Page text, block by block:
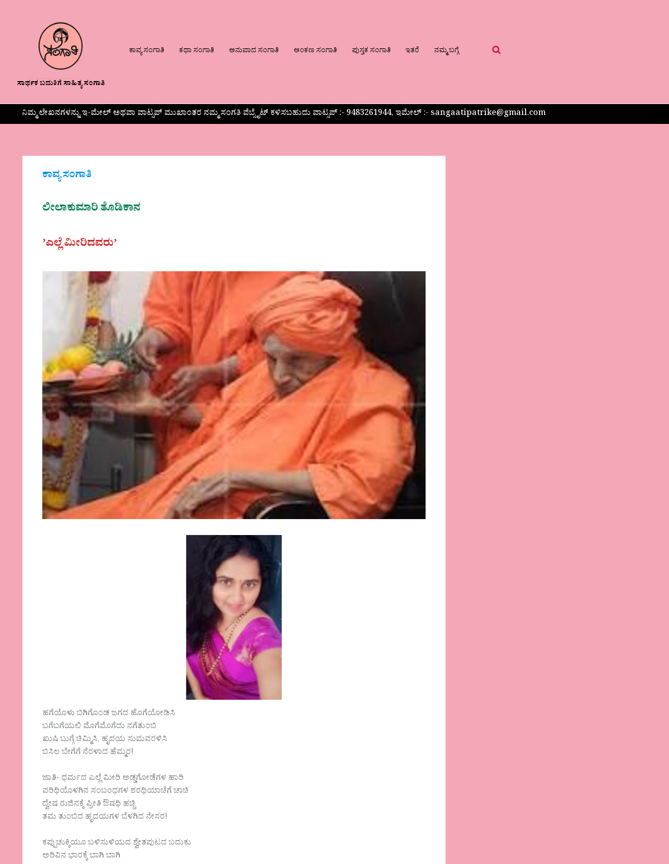
ಸಾರ್ಥಕ ಬದುಕಿಗೆ ಸಾಹಿತ್ಯ ಸಂಗಾತಿ
ಕಾವ್ಯ ಸಂಗಾತಿ ಕಥಾ ಸಂಗಾತಿ ಅನುವಾದ ಸಂಗಾತಿ ಅಂಕಣ ಸಂಗಾತಿ ಪುಸ್ತಕ ಸಂಗಾತಿ ಇತರೆ ನಮ್ಮ ಬಗ್ಗೆ
ನಿಮ್ಮ ಲೇಖನಗಳನ್ನು ಇ-ಮೇಲ್ ಅಥವಾ ವಾಟ್ಸಪ್ ಮುಖಾಂತರ ನಮ್ಮ ಸಂಗತಿ ವೆಬ್ಸೈಟ್ ಕಳಿಸಬಹುದು ವಾಟ್ಸಪ್‌ :- 9483261944, ಇಮೇಲ್ :- sangaatipatrike@gmail.com
ಕಾವ್ಯ ಸಂಗಾತಿ
ಲೀಲಾಕುಮಾರಿ ತೊಡಿಕಾನ
ʼಎಲ್ಲೆ ಮೀರಿದವರುʼ
ಹಗೆಯೊಳು ಬಿಗಿಗೊಂಡ ಜಗದ ಹೊಗೆಯೋಡಿಸಿ
ಬಗೆಬಗೆಯಲಿ ಮೊಗೆಮೊಗೆದು ನಗೆತುಂಬಿ
ಖುಷಿ ಬುಗ್ಗೆ ಚಿಮ್ಮಿಸಿ, ಹೃದಯ ಸುಮವರಳಿಸಿ
ಬಿಸಿಲ ಬೇಗೆಗೆ ನೆರಳಾದ ಹೆಮ್ಮರ!
ಜಾತಿ- ಧರ್ಮದ ಎಲ್ಲೆ ಮೀರಿ ಅಡ್ಡಗೋಡೆಗಳ ಹಾರಿ
ಪರಿಧಿಯೊಳಗಿನ ಸಂಬಂಧಗಳ ಶರಧಿಯಾಚೆಗೆ ಚಾಚಿ
ದ್ವೇಷ ರುಜಿನಕ್ಕೆ ಪ್ರೀತಿ ಔಷಧಿ ಹಚ್ಚಿ
ತಮ‌ ತುಂಬಿದ ಹೃದಯಗಳ ಬೆಳಗಿದ ನೇಸರ!
ಕಪ್ಪುಚುಕ್ಕಿಯೂ ಬಳಿಸುಳಿಯದ ಶ್ವೇತಪುಟದ ಬದುಕು
ಅರಿವಿನ ಭಾರಕ್ಕೆ ಬಾಗಿ ಬಾಗಿ